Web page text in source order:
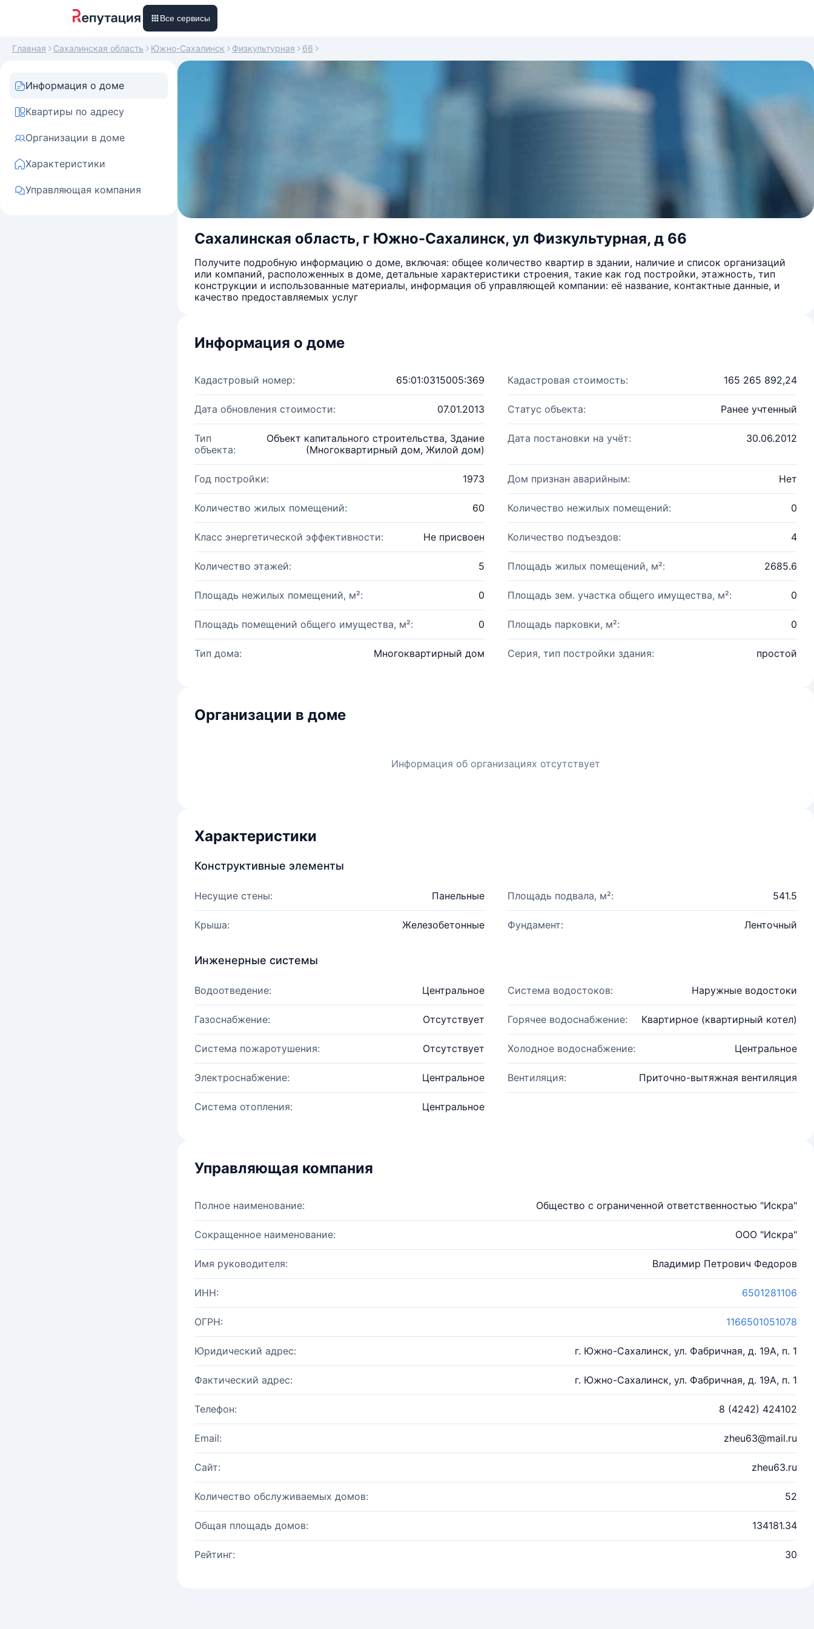
Все сервисы
Главная Сахалинская область Южно-Сахалинск Физкультурная 66
Информация о доме
Квартиры по адресу
Организации в доме
Характеристики
Управляющая компания
Сахалинская область, г Южно-Сахалинск, ул Физкультурная, д 66
Получите подробную информацию о доме, включая: общее количество квартир в здании, наличие и список организаций
или компаний, расположенных в доме, детальные характеристики строения, такие как год постройки, этажность, тип
конструкции и использованные материалы, информация об управляющей компании: её название, контактные данные, и
качество предоставляемых услуг
Информация о доме
Кадастровый номер: 65:01:0315005:369 Кадастровая стоимость: 165 265 892,24
Дата обновления стоимости: 07.01.2013 Статус объекта: Ранее учтенный
Тип
объекта:
Объект капитального строительства, Здание
(Многоквартирный дом, Жилой дом)
Дата постановки на учёт: 30.06.2012
Год постройки: 1973 Дом признан аварийным: Нет
Количество жилых помещений: 60 Количество нежилых помещений: 0
Класс энергетической эффективности: Не присвоен Количество подъездов: 4
Количество этажей: 5 Площадь жилых помещений, м²: 2685.6
Площадь нежилых помещений, м²: 0 Площадь зем. участка общего имущества, м²: 0
Площадь помещений общего имущества, м²: 0 Площадь парковки, м²: 0
Тип дома: Многоквартирный дом Серия, тип постройки здания: простой
Организации в доме
Информация об организациях отсутствует
Характеристики
Конструктивные элементы
Несущие стены: Панельные Площадь подвала, м²: 541.5
Крыша: Железобетонные Фундамент: Ленточный
Инженерные системы
Водоотведение: Центральное Система водостоков: Наружные водостоки
Газоснабжение: Отсутствует Горячее водоснабжение: Квартирное (квартирный котел)
Система пожаротушения: Отсутствует Холодное водоснабжение: Центральное
Электроснабжение: Центральное Вентиляция: Приточно-вытяжная вентиляция
Система отопления: Центральное
Управляющая компания
Полное наименование: Общество с ограниченной ответственностью "Искра"
Сокращенное наименование: ООО "Искра"
Имя руководителя: Владимир Петрович Федоров
ИНН: 6501281106
ОГРН: 1166501051078
Юридический адрес: г. Южно-Сахалинск, ул. Фабричная, д. 19А, п. 1
Фактический адрес: г. Южно-Сахалинск, ул. Фабричная, д. 19А, п. 1
Телефон: 8 (4242) 424102
Email: zheu63@mail.ru
Сайт: zheu63.ru
Количество обслуживаемых домов: 52
Общая площадь домов: 134181.34
Рейтинг: 30